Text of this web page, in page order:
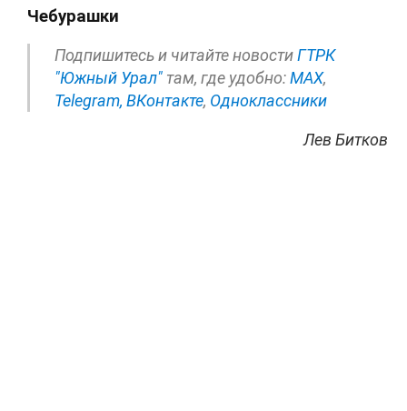
Чебурашки
Подпишитесь и читайте новостиГТРК
"Южный Урал" там, где удобно:МАХ,
Telegram, ВКонтакте, Одноклассники
Лев Битков